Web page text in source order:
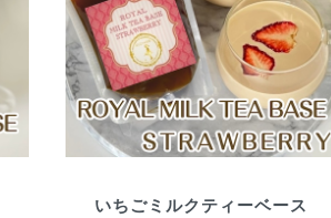
いちごミルクティーベース